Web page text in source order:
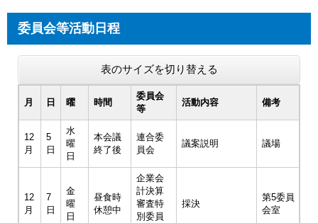
委員会等活動日程
表のサイズを切り替える
月 日 曜 時間
委員会
等
活動内容 備考
12
月
5
日
水
曜
日
本会議
終了後
連合委
員会
議案説明 議場
12
月
7
日
金
曜
日
昼食時
休憩中
企業会
計決算
審査特
別委員
採決
第5委員
会室